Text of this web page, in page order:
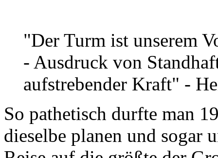
"Der Turm ist unserem
- Ausdruck von
aufstrebender Kraft" -
So pathetisch durfte man
dieselbe planen und sogar